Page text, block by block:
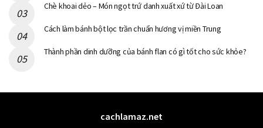
Chè khoai dẻo – Món ngọt trứ danh xuất xứ từ Đài Loan
Cách làm bánh bột lọc trần chuẩn hương vị miền Trung
Thành phần dinh dưỡng của bánh flan có gì tốt cho sức khỏe?
cachlamaz.net